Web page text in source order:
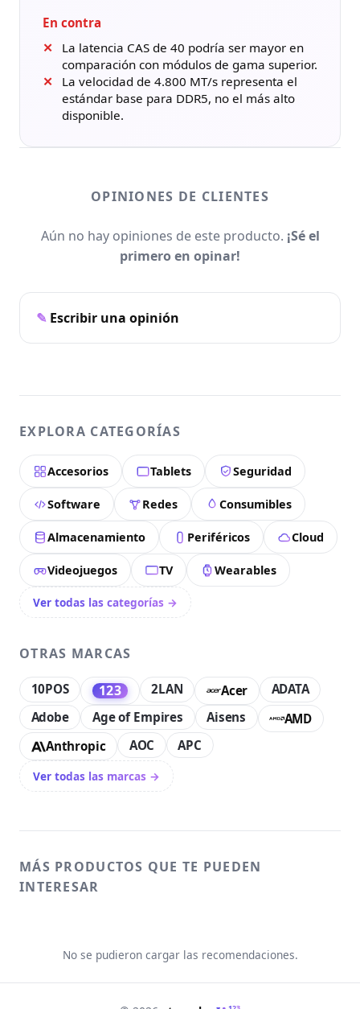
En contra
La latencia CAS de 40 podría ser mayor en
comparación con módulos de gama superior.
La velocidad de 4.800 MT/s representa el
estándar base para DDR5, no el más alto
disponible.
OPINIONES DE CLIENTES
Aún no hay opiniones de este producto. ¡Sé el
primero en opinar!
Escribir una opinión
EXPLORA CATEGORÍAS
Accesorios Tablets Seguridad
Software Redes Consumibles
Almacenamiento Periféricos Cloud
Videojuegos TV Wearables
Ver todas las categorías →
OTRAS MARCAS
10POS 123 2LAN Acer
ADATA
Adobe
Age of Empires Aisens
AMD
Anthropic
AOC APC
Ver todas las marcas →
MÁS PRODUCTOS QUE TE PUEDEN
INTERESAR
No se pudieron cargar las recomendaciones.